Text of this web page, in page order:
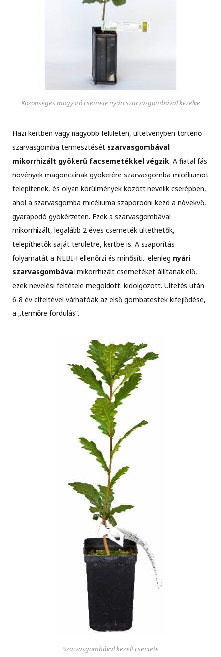
Közönséges mogyoró csemete nyári szarvasgombával kezelve
Házi kertben vagy nagyobb felületen, ültetvényben történő
szarvasgomba termesztését szarvasgombával
mikorrhizált gyökerű facsemetékkel végzik. A fiatal fás
növények magoncainak gyökerére szarvasgomba micéliumot
telepítenek, és olyan körülmények között nevelik cserépben,
ahol a szarvasgomba micéliuma szaporodni kezd a növekvő,
gyarapodó gyökérzeten. Ezek a szarvasgombával
mikorrhizált, legalább 2 éves csemeték ültethetők,
telepíthetők saját területre, kertbe is. A szaporítás
folyamatát a NEBIH ellenőrzi és minősíti. Jelenleg nyári
szarvasgombával mikorrhizált csemetéket állítanak elő,
ezek nevelési feltétele megoldott. kidolgozott. Ültetés után
6-8 év elteltével várhatóak az első gombatestek kifejlődése,
a „termőre fordulás”.
Szarvasgombával kezelt csemete